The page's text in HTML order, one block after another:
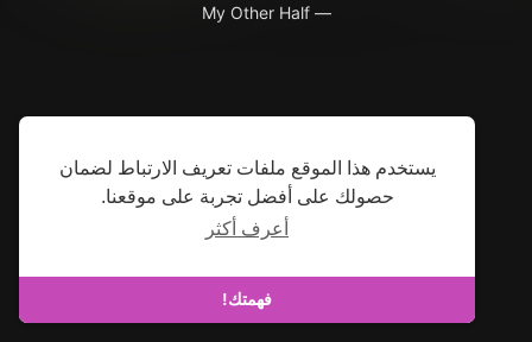
يستخدم هذا الموقع ملفات تعريف الارتباط لضمان
حصولك على أفضل تجربة على موقعنا.
أعرف أكثر
فهمتك!
— My Other Half